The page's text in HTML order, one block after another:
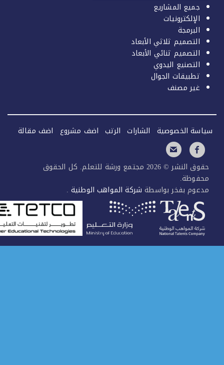
جميع المشاريع
الإلكترونيات
البرمجة
التصميم ثلاثي الأبعاد
التصميم ثنائي الأبعاد
التصنيع اليدوي
تطبيقات الجوال
غير مصنف
الخصوصية الشارات الرتب اضف مشروع اضف مقالة
حقوق النشر © 2026 مجتمع ورشة للتعلم. كل الحقوق
بفخر بواسطةشركة المواهب الوطنية.